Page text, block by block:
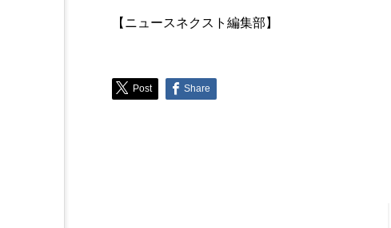
【ニュースネクスト編集部】
Post Share